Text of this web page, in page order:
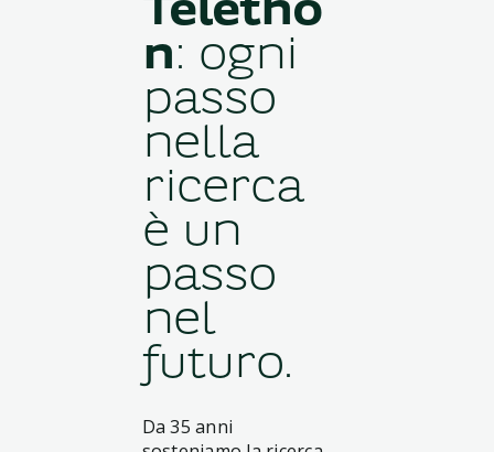
Teletho
n: ogni
passo
nella
ricerca
è un
passo
nel
futuro.
Da 35 anni